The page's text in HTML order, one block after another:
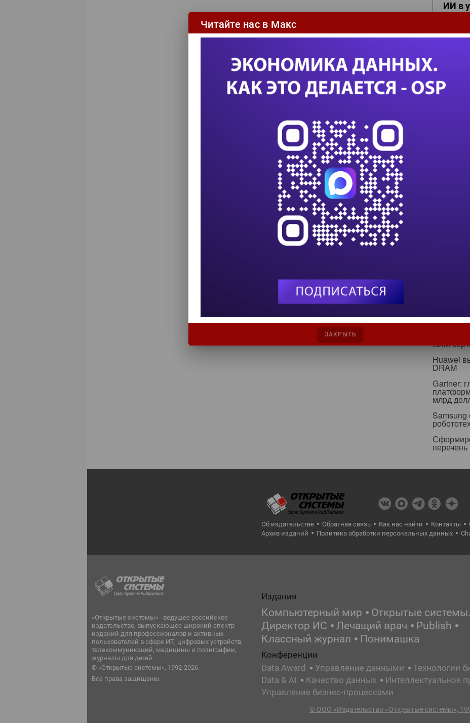
ИИ в
как
ИИ в
24
данных
Т-Банк
Казус
или
К 2030
В VK
С
Альянс
кейсов»
свои
Huawei
DRAM
Gartner:
млрд
Samsung
Об издательстве Обратная связь Как нас найти Контакты
Архив изданий
Политика обработки персональных данных
«Открытые системы» - ведущее российское
издательство, выпускающее широкий спектр
изданий для профессионалов и активных
пользователей в сфере ИТ, цифровых устройств,
телекоммуникаций, медицины и полиграфии,
журналы для детей.
© «Открытые системы», 1992-2026.
Все права защищены.
Издания
Компьютерный мир
Открытые
Директор ИС
Лечащий врач
Publish
Классный журнал
Понимашка
Конференции
Data Award
Управление данными
Технологии
Data & AI
Качество данных
Интеллектуальное
Управление бизнес-процессами
© ООО «Издательство «Открытые системы»,
Читайте нас в Макс
ЗАКРЫТЬ